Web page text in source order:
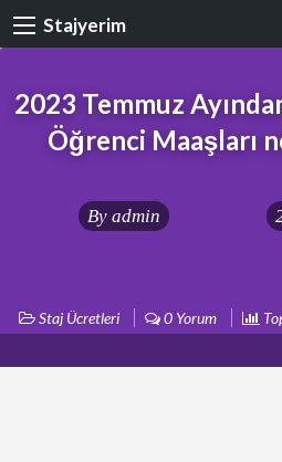
Stajyerim
2023 Temmuz
Öğrenci Maaşları
By admin
Staj Ücretleri 0 Yorum